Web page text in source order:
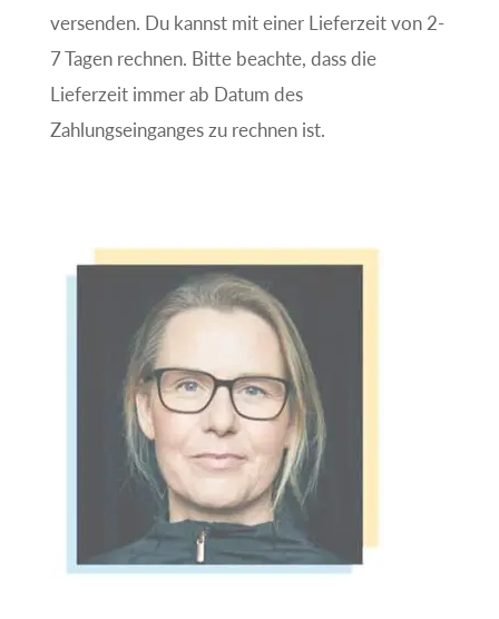
versenden. Du kannst mit einer Lieferzeit von 2-
7 Tagen rechnen. Bitte beachte, dass die
Lieferzeit immer ab Datum des
Zahlungseinganges zu rechnen ist.